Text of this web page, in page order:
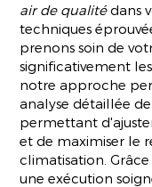
air de qualitédans
techniques
prenons soin de
significativement
notre approche
analyse détaillée de
permettant
et de maximiser le
climatisation.
une exécution